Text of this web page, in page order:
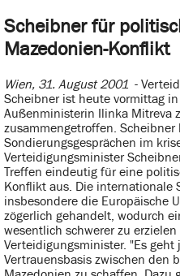
Scheibner für
Mazedonien-Konflikt
Wien, 31. August 2001 -
Scheibner ist heute vormittag
Außenministerin Ilinka Mitreva
zusammengetroffen.
Sondierungsgesprächen im
Verteidigungsminister
Treffen eindeutig für eine
Konflikt aus. Die internationale
insbesondere die Europäische
zögerlich gehandelt, wodurch
wesentlich schwerer zu
Verteidigungsminister. "Es
Vertrauensbasis zwischen den